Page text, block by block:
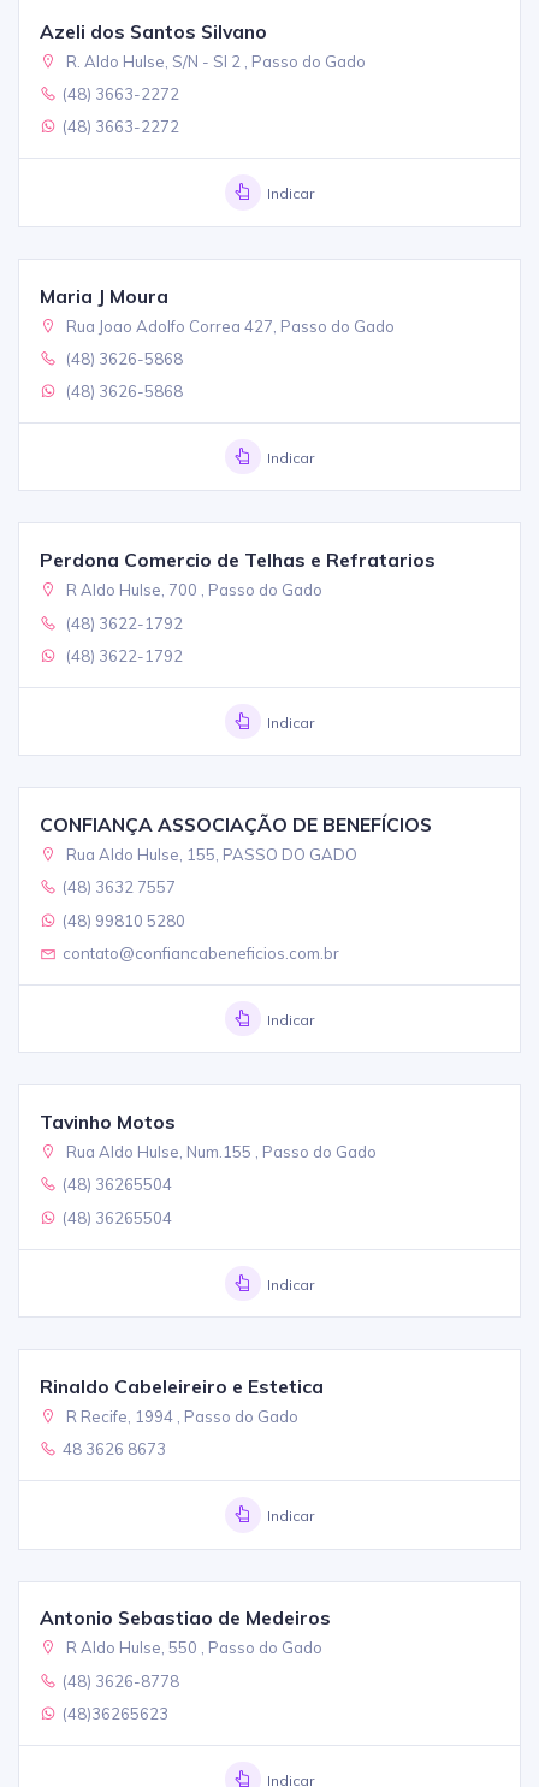
Azeli dos Santos Silvano
R. Aldo Hulse, S/N - Sl 2 , Passo do Gado
(48) 3663-2272
(48) 3663-2272
Indicar
Maria J Moura
Rua Joao Adolfo Correa 427, Passo do Gado
(48) 3626-5868
(48) 3626-5868
Indicar
Perdona Comercio de Telhas e Refratarios
R Aldo Hulse, 700 , Passo do Gado
(48) 3622-1792
(48) 3622-1792
Indicar
CONFIANÇA ASSOCIAÇÃO DE BENEFÍCIOS
Rua Aldo Hulse, 155, PASSO DO GADO
(48) 3632 7557
(48) 99810 5280
contato@confiancabeneficios.com.br
Indicar
Tavinho Motos
Rua Aldo Hulse, Num.155 , Passo do Gado
(48) 36265504
(48) 36265504
Indicar
Rinaldo Cabeleireiro e Estetica
R Recife, 1994 , Passo do Gado
48 3626 8673
Indicar
Antonio Sebastiao de Medeiros
R Aldo Hulse, 550 , Passo do Gado
(48) 3626-8778
(48)36265623
Indicar